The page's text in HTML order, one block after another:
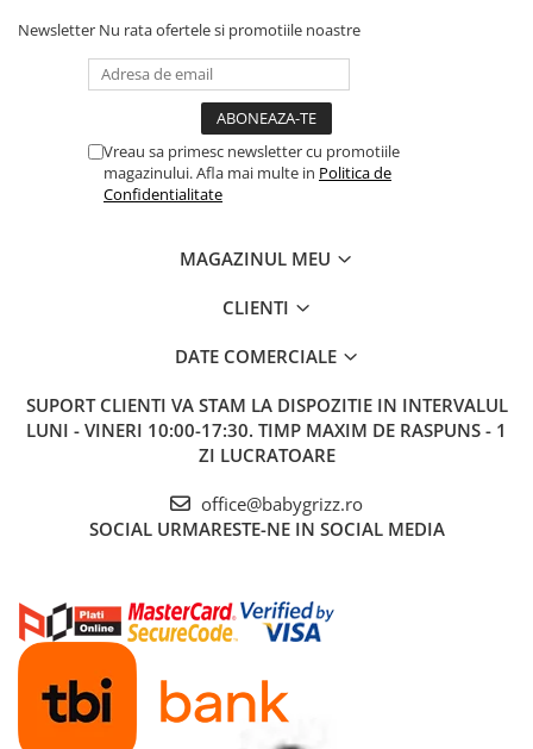
Newsletter Nu rata ofertele si promotiile noastre
Vreau sa primesc newsletter cu promotiile
magazinului. Afla mai multe in Politica de
Confidentialitate
MAGAZINUL MEU
CLIENTI
DATE COMERCIALE
SUPORT CLIENTI VA STAM LA DISPOZITIE IN INTERVALUL
LUNI - VINERI 10:00-17:30. TIMP MAXIM DE RASPUNS - 1
ZI LUCRATOARE
office@babygrizz.ro
SOCIAL URMARESTE-NE IN SOCIAL MEDIA